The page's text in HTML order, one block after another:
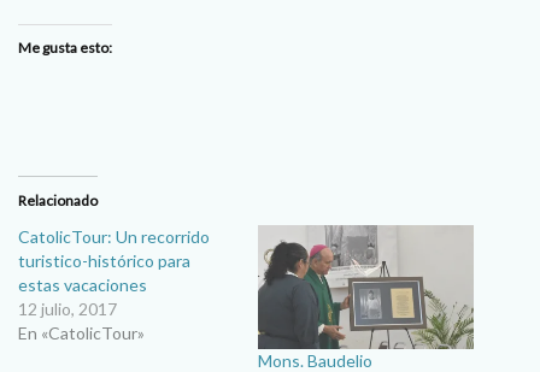
Me gusta esto:
Relacionado
CatolicTour: Un recorrido
turistico-histórico para
estas vacaciones
12 julio, 2017
En «CatolicTour»
Mons. Baudelio